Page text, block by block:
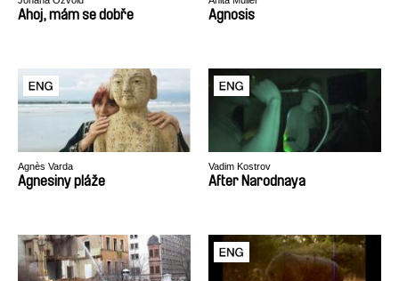
Ahoj, mám se dobře Agnosis
Agnès Varda
Agnesiny pláže
Vadim Kostrov
After Narodnaya